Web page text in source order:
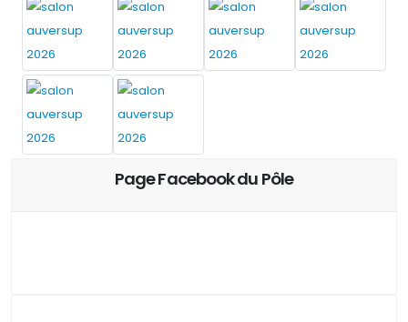
Page Facebook du Pôle